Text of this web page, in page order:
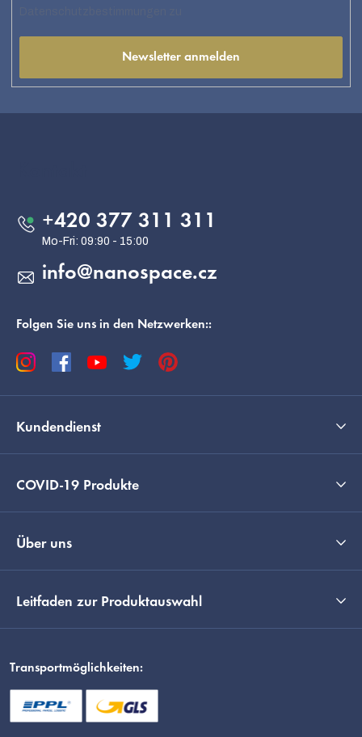
Newsletter anmelden
info@nanospace.cz
+420 377 311 311
Folgen Sie uns in den Netzwerken::
Kundendienst
COVID-19 Produkte
Über uns
Leitfaden zur Produktauswahl
Transportmöglichkeiten: